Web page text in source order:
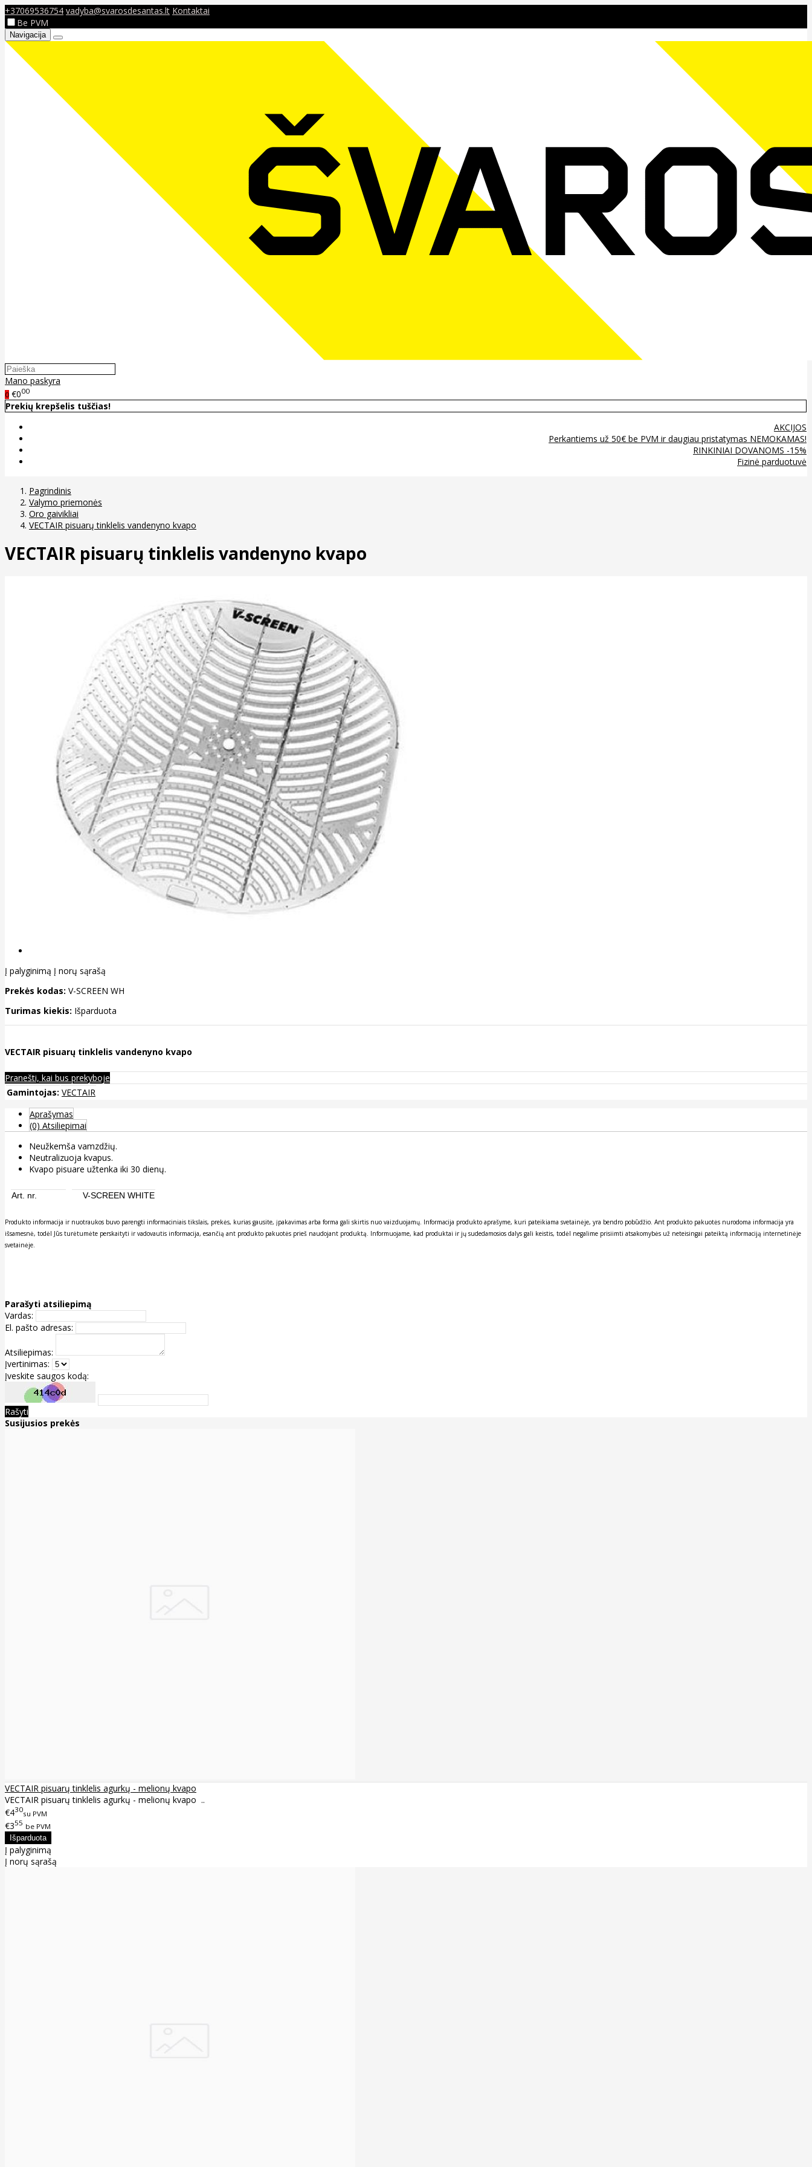
+37069536754 vadyba@svarosdesantas.lt Kontaktai
Be PVM
Navigacija
Mano paskyra
0 €000
Prekių krepšelis tuščias!
AKCIJOS
Perkantiems už 50€ be PVM ir daugiau pristatymas NEMOKAMAS!
RINKINIAI DOVANOMS -15%
Fizinė parduotuvė
Pagrindinis
Valymo priemonės
Oro gaivikliai
VECTAIR pisuarų tinklelis vandenyno kvapo
VECTAIR pisuarų tinklelis vandenyno kvapo
Į palyginimą Į norų sąrašą
Prekės kodas: V-SCREEN WH
Turimas kiekis: Išparduota
VECTAIR pisuarų tinklelis vandenyno kvapo
Pranešti, kai bus prekyboje
Gamintojas: VECTAIR
Aprašymas
(0) Atsiliepimai
Neužkemša vamzdžių.
Neutralizuoja kvapus.
Kvapo pisuare užtenka iki 30 dienų.
Art. nr. V-SCREEN WHITE
Produkto informacija ir nuotraukos buvo parengti informaciniais tikslais, prekės, kurias gausite, įpakavimas arba forma gali skirtis nuo vaizduojamų. Informacija produkto aprašyme, kuri pateikiama svetainėje, yra bendro pobūdžio. Ant produkto pakuotės nurodoma informacija yra
išsamesnė, todėl Jūs turėtumėte perskaityti ir vadovautis informacija, esančią ant produkto pakuotės prieš naudojant produktą. Informuojame, kad produktai ir jų sudedamosios dalys gali keistis, todėl negalime prisiimti atsakomybės už neteisingai pateiktą informaciją internetinėje
svetainėje.
Parašyti atsiliepimą
Vardas:
El. pašto adresas:
Atsiliepimas:
Įvertinimas:
Įveskite saugos kodą:
Rašyti
Susijusios prekės
VECTAIR pisuarų tinklelis agurkų - melionų kvapo
VECTAIR pisuarų tinklelis agurkų - melionų kvapo ..
€430su PVM
€355 be PVM
Į palyginimą
Į norų sąrašą